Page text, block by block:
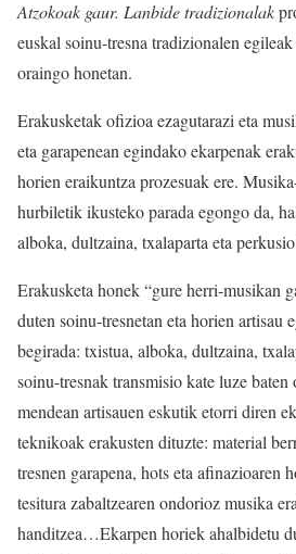
Atzokoak gaur. Lanbide tradizionalak
euskal soinu-tresna tradizionalen
oraingo honetan.
Erakusketak ofizioa ezagutarazi eta
eta garapenean egindako ekarpenak
horien eraikuntza prozesuak ere.
hurbiletik ikusteko parada egongo da,
alboka, dultzaina, txalaparta eta
Erakusketa honek “gure herri-musikan
duten soinu-tresnetan eta horien artisau
begirada: txistua, alboka, dultzaina,
soinu-tresnak transmisio kate luze
mendean artisauen eskutik etorri diren
teknikoak erakusten dituzte: material
tresnen garapena, hots eta afinazioaren
tesitura zabaltzearen ondorioz musika
handitzea…Ekarpen horiek ahalbidetu